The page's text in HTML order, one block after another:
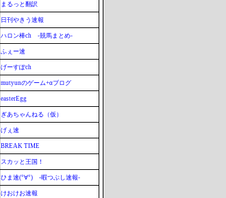
まるっと翻訳
日刊やきう速報
ハロン棒ch -競馬まとめ-
ふぇー速
げーすぽch
mutyunのゲーム+αブログ
easterEgg
ぎあちゃんねる（仮）
げぇ速
BREAK TIME
スカッと王国！
ひま速(°∀°) -暇つぶし速報-
けおけお速報